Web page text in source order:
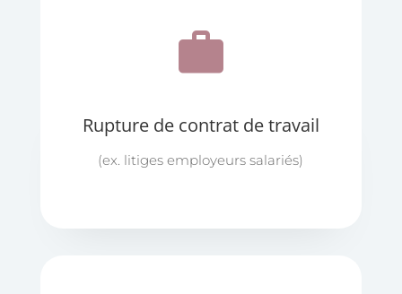
work
Rupture de contrat de travail
(ex. litiges employeurs salariés)